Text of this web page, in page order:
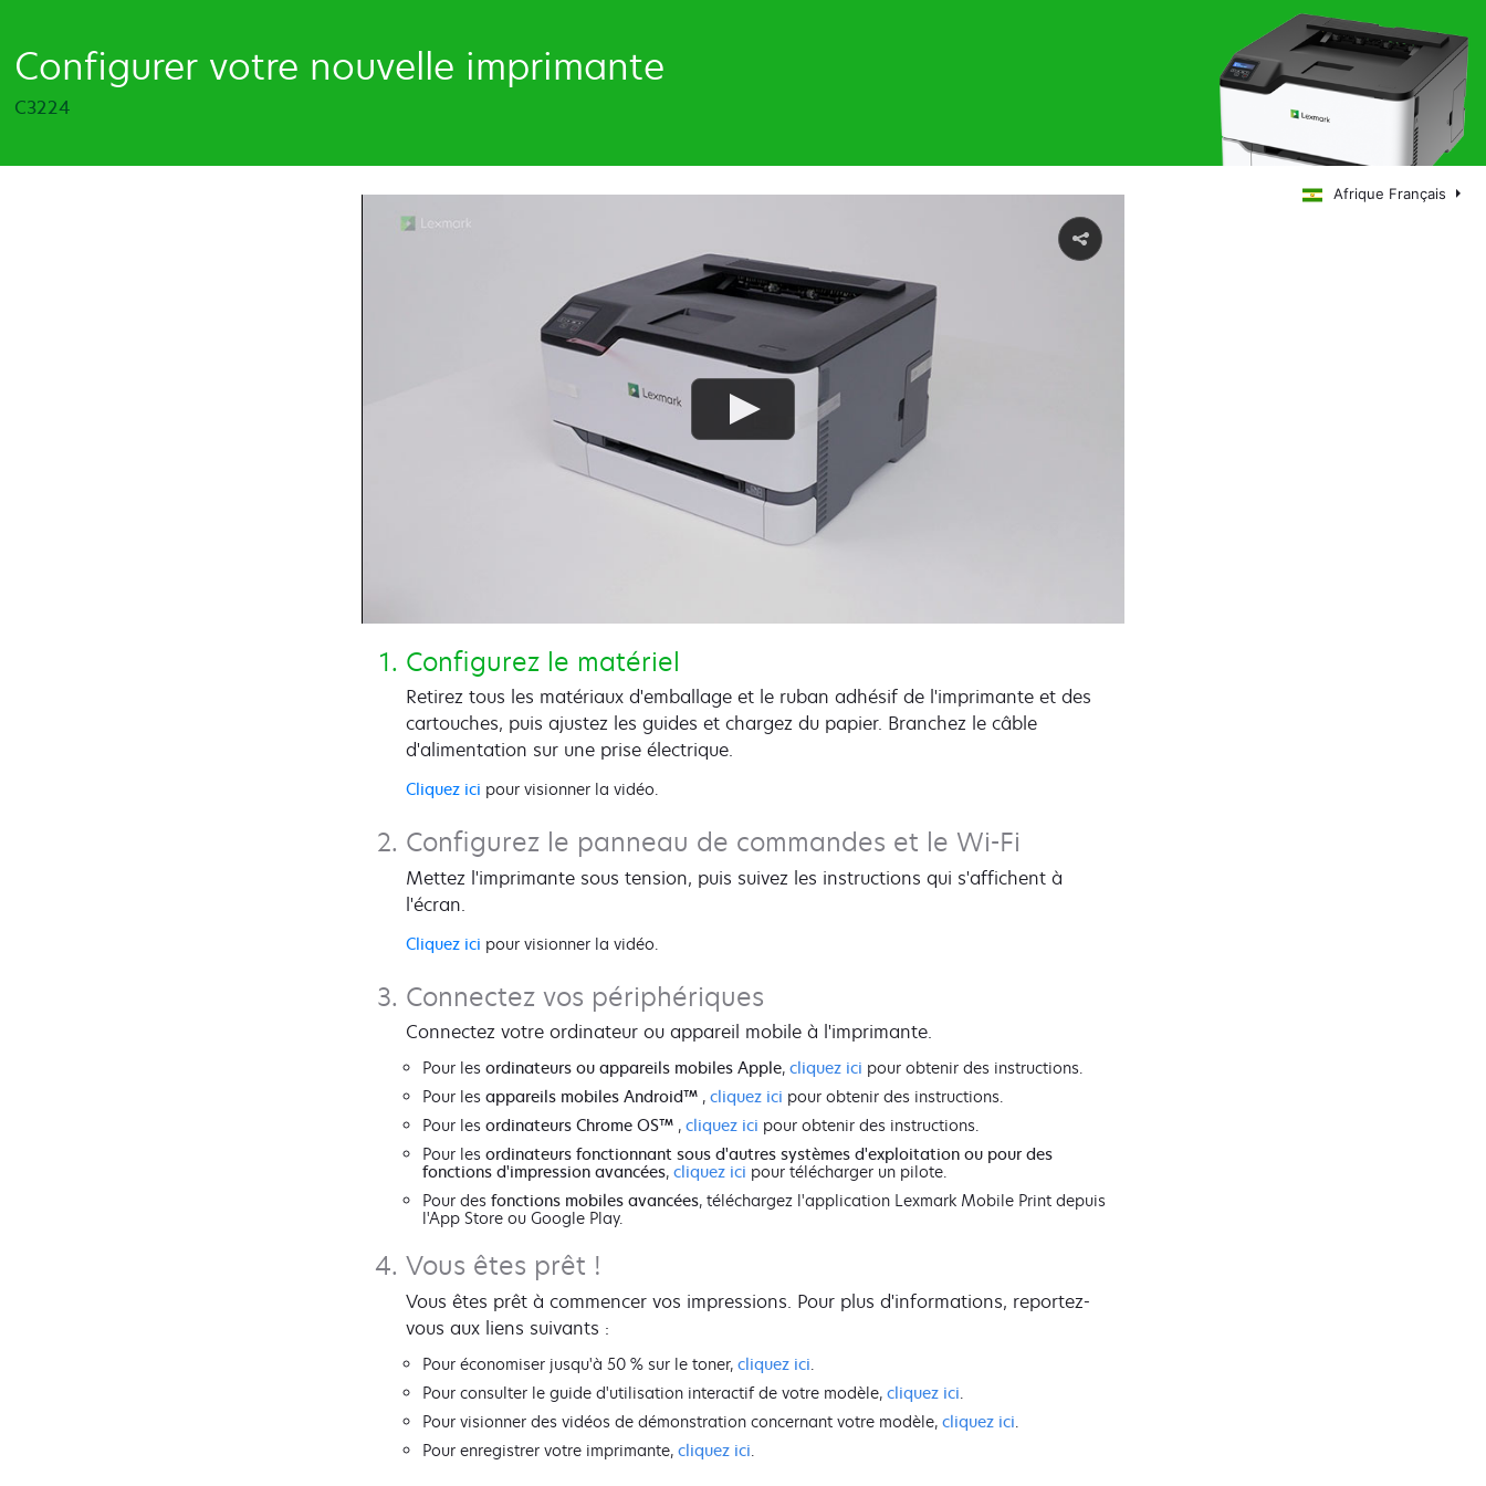
Configurer votre nouvelle imprimante
C3224
Afrique Français
Configurez le matériel
Retirez tous les matériaux d'emballage et le ruban adhésif de l'imprimante et des
cartouches, puis ajustez les guides et chargez du papier. Branchez le câble
d'alimentation sur une prise électrique.
Cliquez ici pour visionner la vidéo.
Configurez le panneau de commandes et le Wi-Fi
Mettez l'imprimante sous tension, puis suivez les instructions qui s'affichent à
l'écran.
Cliquez ici pour visionner la vidéo.
Connectez vos périphériques
Connectez votre ordinateur ou appareil mobile à l'imprimante.
Pour les ordinateurs ou appareils mobiles Apple, cliquez ici pour obtenir des instructions.
Pour les appareils mobiles Android™ , cliquez ici pour obtenir des instructions.
Pour les ordinateurs Chrome OS™ , cliquez ici pour obtenir des instructions.
Pour les ordinateurs fonctionnant sous d'autres systèmes d'exploitation ou pour des
fonctions d'impression avancées, cliquez ici pour télécharger un pilote.
Pour des fonctions mobiles avancées, téléchargez l'application Lexmark Mobile Print depuis
l'App Store ou Google Play.
Vous êtes prêt !
Vous êtes prêt à commencer vos impressions. Pour plus d'informations, reportez-
vous aux liens suivants :
Pour économiser jusqu'à 50 % sur le toner, cliquez ici
Pour consulter le guide d'utilisation interactif de votre modèle, cliquez ici
Pour visionner des vidéos de démonstration concernant votre modèle, cliquez ici
Pour enregistrer votre imprimante, cliquez ici